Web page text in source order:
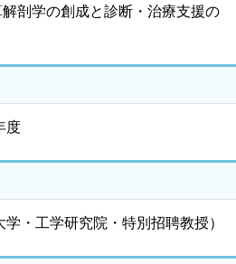
剖学の創成と診断・治療支援の
度
・工学研究院・特別招聘教授）